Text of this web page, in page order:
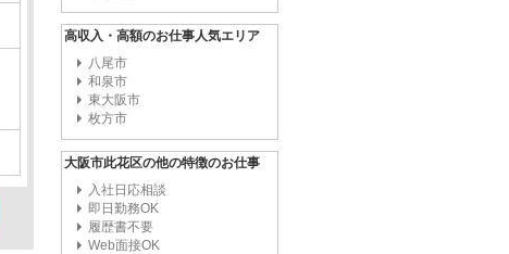
高収入・高額のお仕事人気エリア
八尾市
和泉市
東大阪市
枚方市
大阪市此花区の他の特徴のお仕事
入社日応相談
即日勤務OK
履歴書不要
Web面接OK